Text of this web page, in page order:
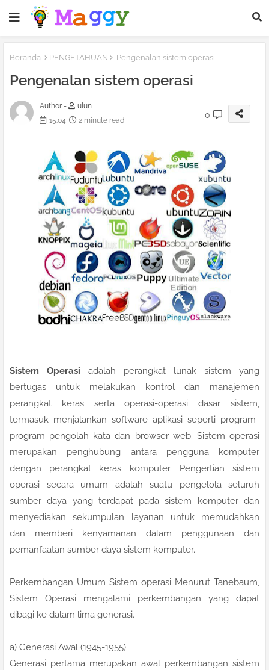
Beranda PENGETAHUAN Pengenalan sistem operasi
Pengenalan sistem operasi
Author -
ulun
15.04
2 minute read
0
Sistem Operasi adalah perangkat lunak sistem yang
bertugas untuk melakukan kontrol dan manajemen
perangkat keras serta operasi-operasi dasar sistem,
termasuk menjalankan software aplikasi seperti program-
program pengolah kata dan browser web. Sistem operasi
merupakan penghubung antara pengguna komputer
dengan perangkat keras komputer. Pengertian sistem
operasi secara umum adalah suatu pengelola seluruh
sumber daya yang terdapat pada sistem komputer dan
menyediakan sekumpulan layanan untuk memudahkan
dan memberi kenyamanan dalam penggunaan dan
pemanfaatan sumber daya sistem komputer.
Perkembangan Umum Sistem operasi Menurut Tanebaum,
Sistem Operasi mengalami perkembangan yang dapat
dibagi ke dalam lima generasi.
a) Generasi Awal (1945-1955)
Generasi pertama merupakan awal perkembangan sistem